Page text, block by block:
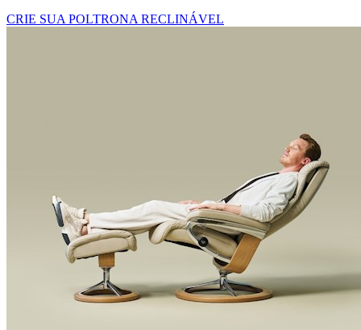
CRIE SUA POLTRONA RECLINÁVEL